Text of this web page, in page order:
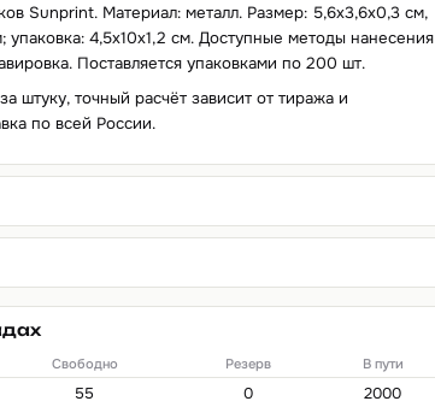
Sunprint. Материал: металл. Размер: 5,6x3,6x0,3 см,
упаковка: 4,5x10x1,2 см. Доступные методы нанесения
Поставляется упаковками по 200 шт.
штуку, точный расчёт зависит от тиража и
по всей России.
Свободно Резерв В пути
55 0 2000